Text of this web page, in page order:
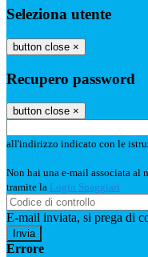
Seleziona utente
button close ×
Recupero password
button close ×
all'indirizzo indicato con le
Non hai una e-mail associata al
tramite la Login Spaggiari
E-mail inviata, si prega di
Errore